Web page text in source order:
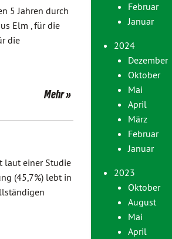
5 Jahren durch
Elm , für die
die
Mehr
laut einer Studie
(45,7%) lebt in
Februar
Januar
2024
Dezember
Oktober
Mai
April
März
Februar
Januar
2023
Oktober
August
Mai
April